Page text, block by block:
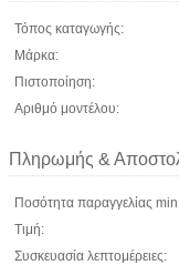
Τόπος καταγωγής:
Μάρκα:
Πιστοποίηση:
Αριθμό μοντέλου:
Πληρωμής &
Ποσότητα παραγγελίας
Τιμή:
Συσκευασία λεπτομέρειες: